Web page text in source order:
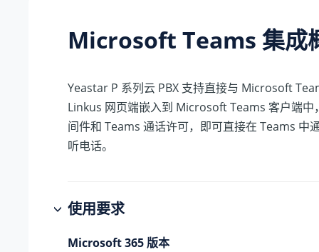
Microsoft Teams 集成
Yeastar P 系列云 PBX支持直接与 Microsoft
Linkus 网页端嵌入到 Microsoft Teams 客户端中
间件和 Teams 通话许可，即可直接在 Teams 中
听电话。
使用要求
Microsoft 365 版本